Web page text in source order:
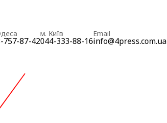
757-87-42
м. Київ
044-333-88-16
Email
info@4press.com.ua